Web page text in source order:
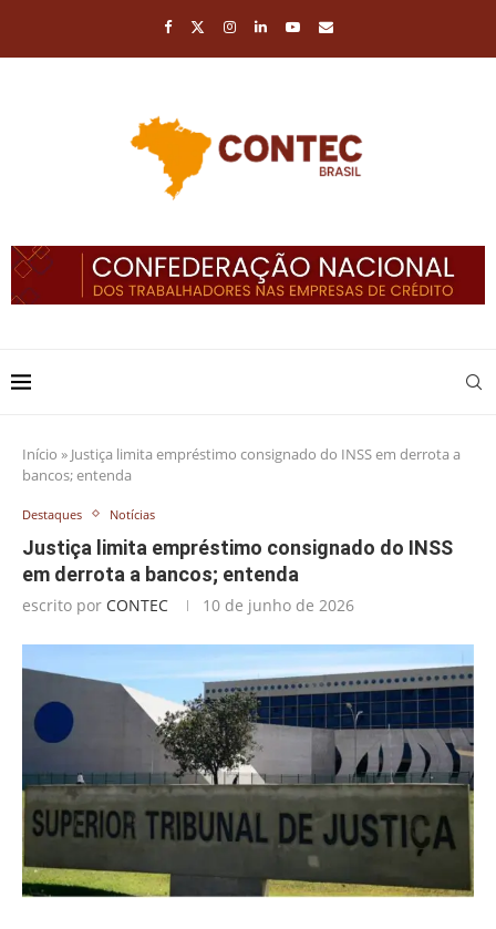
Início » Justiça limita empréstimo consignado do INSS em derrota a
bancos; entenda
Destaques Notícias
Justiça limita empréstimo consignado do INSS
em derrota a bancos; entenda
escrito por CONTEC 10 de junho de 2026